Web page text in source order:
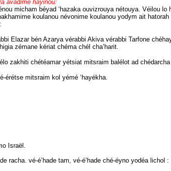
avadime hayinou:
micham béyad ‘hazaka ouvizrouya nétouya. Véilou
koulanou névonime koulanou yodym ait
Elazar bén Azarya vérabbi Akiva vérabbi Tarfone
zémane kériat chéma chél cha’harit.
zakhiti chétéamar yétsiat mitsraim balélot ad
érétse mitsraim kol yémé ‘hayékha.
Israël.
racha. vé-é’hade tam, vé-é’hade ché-éyno yodéa lichol :